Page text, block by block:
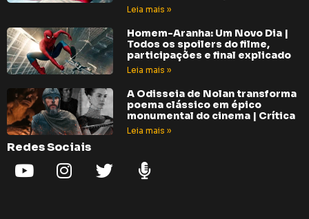
Leia mais »
Homem-Aranha: Um Novo Dia |
Todos os spoilers do filme,
participações e final explicado
Leia mais »
A Odisseia de Nolan transforma
poema clássico em épico
monumental do cinema | Crítica
Leia mais »
Redes Sociais